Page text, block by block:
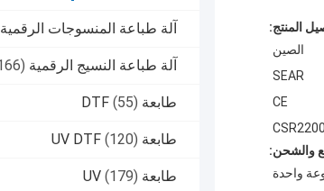
آلة طباعة المنسوجات الرقمية
آلة طباعة النسيج الرقمية (166)
طابعة DTF (55)
طابعة UV DTF (120)
طابعة UV (179)
المنتج:
الصين
SEAR
CE
CSR2200
والشحن:
واحدة